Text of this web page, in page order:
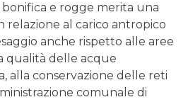
bonifica e rogge merita una
relazione al carico antropico
anche rispetto alle aree
qualità delle acque
alla conservazione delle reti
comunale di